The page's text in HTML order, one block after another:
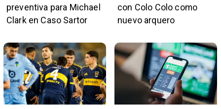
preventiva para Michael
Clark en Caso Sartor
con Colo Colo como
nuevo arquero